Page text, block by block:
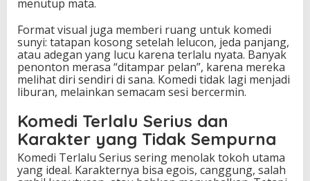
menutup mata.
Format visual juga memberi ruang untuk komedi
sunyi: tatapan kosong setelah lelucon, jeda panjang,
atau adegan yang lucu karena terlalu nyata. Banyak
penonton merasa “ditampar pelan”, karena mereka
melihat diri sendiri di sana. Komedi tidak lagi menjadi
liburan, melainkan semacam sesi bercermin.
Komedi Terlalu Serius dan
Karakter yang Tidak Sempurna
Komedi Terlalu Serius sering menolak tokoh utama
yang ideal. Karakternya bisa egois, canggung, salah